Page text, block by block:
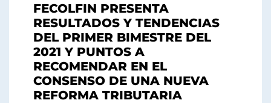
FECOLFIN PRESENTA
RESULTADOS Y TENDENCIAS
DEL PRIMER BIMESTRE DEL
2021 Y PUNTOS A
RECOMENDAR EN EL
CONSENSO DE UNA NUEVA
REFORMA TRIBUTARIA